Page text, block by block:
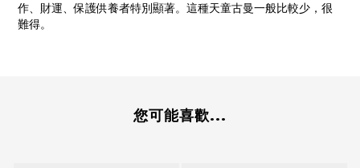
作、財運、保護供養者特別顯著。這種天童古曼一般比較少，很
難得。
您可能喜歡...